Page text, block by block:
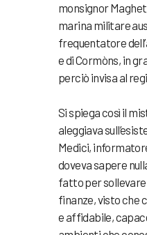
monsignor
marina militare
frequentatore
e di Cormòns, in
perciò invisa al
Si spiega così il
aleggiava
Medici,
doveva sapere
fatto per
finanze, visto che
e affidabile,